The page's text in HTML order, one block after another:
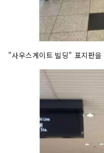
"사우스게이트 빌딩" 표지판